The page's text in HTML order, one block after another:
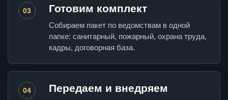
03 Готовим комплект
Собираем пакет по ведомствам в одной
папке: санитарный, пожарный, охрана труда,
кадры, договорная база.
04 Передаем и внедряем